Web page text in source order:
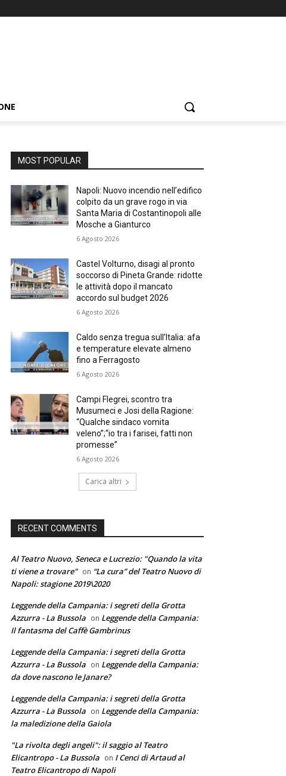
MOST POPULAR
Napoli: Nuovo incendio nell’edifico
colpito da un grave rogo in via
Santa Maria di Costantinopoli alle
Mosche a Gianturco
6 Agosto 2026
Castel Volturno, disagi al pronto
soccorso di Pineta Grande: ridotte
le attività dopo il mancato
accordo sul budget 2026
6 Agosto 2026
Caldo senza tregua sull’Italia: afa
e temperature elevate almeno
fino a Ferragosto
6 Agosto 2026
Campi Flegrei, scontro tra
Musumeci e Josi della Ragione:
“Qualche sindaco vomita
veleno”;“io tra i farisei, fatti non
promesse”
6 Agosto 2026
Carica altri
RECENT COMMENTS
Al Teatro Nuovo, Seneca e Lucrezio: "Quando la vita
ti viene a trovare" on “La cura” del Teatro Nuovo di
Napoli: stagione 2019\2020
Leggende della Campania: i segreti della Grotta
Azzurra - La Bussola on Leggende della Campania:
Il fantasma del Caffè Gambrinus
Leggende della Campania: i segreti della Grotta
Azzurra - La Bussola on Leggende della Campania:
da dove nascono le Janare?
Leggende della Campania: i segreti della Grotta
Azzurra - La Bussola on Leggende della Campania:
la maledizione della Gaiola
"La rivolta degli angeli": il saggio al Teatro
Elicantropo - La Bussola on I Cenci di Artaud al
Teatro Elicantropo di Napoli